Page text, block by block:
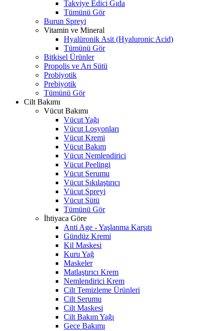
Takviye Edici Gıda
Tümünü Gör
Burun Spreyi
Vitamin ve Mineral
Hyalüronik Asit (Hyaluronic Acid)
Tümünü Gör
Bitkisel Ürünler
Propolis ve Arı Sütü
Probiyotik
Prebiyotik
Tümünü Gör
Cilt Bakımı
Vücut Bakımı
Vücut Yağı
Vücut Losyonları
Vücut Kremi
Vücut Bakım
Vücut Nemlendirici
Vücut Peelingi
Vücut Serumu
Vücut Sıkılaştırıcı
Vücut Spreyi
Vücut Sütü
Tümünü Gör
İhtiyaca Göre
Anti Age - Yaşlanma Karşıtı
Gündüz Kremi
Kil Maskesi
Kuru Yağ
Maskeler
Matlaştırıcı Krem
Nemlendirici Krem
Cilt Temizleme Ürünleri
Cilt Serumu
Cilt Maskesi
Cilt Bakım Yağı
Gece Bakımı